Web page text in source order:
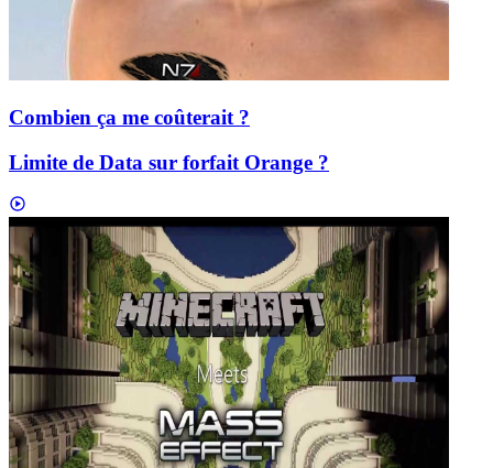
Combien ça me coûterait ?
Limite de Data sur forfait Orange ?